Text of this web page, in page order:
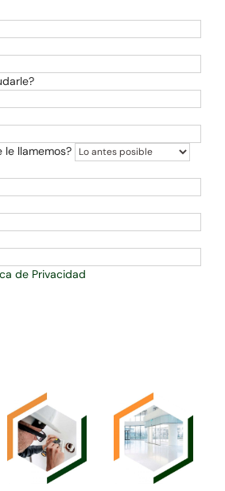
le llamemos?
de Privacidad